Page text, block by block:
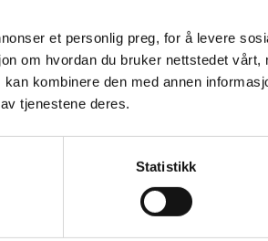
et personlig preg, for å levere
om hvordan du bruker nettstedet vårt,
kombinere den med annen
tjenestene deres.
Statistikk
inkludert
økt selvsikkerhet og
med dry needling.
som mobilisering,
for forskjellige
rehabiliteringsplan.